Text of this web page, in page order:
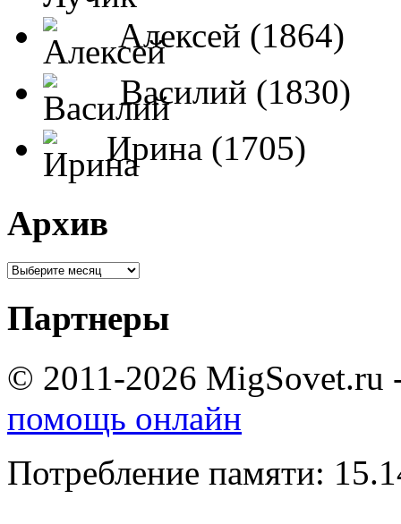
Алексей (1864)
Василий (1830)
Ирина (1705)
Архив
Партнеры
© 2011-2026 MigSovet.ru
помощь онлайн
Потребление памяти: